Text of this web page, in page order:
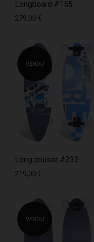
Longboard #155
279,00 €
VENDU
Long cruiser #232
219,00 €
VENDU